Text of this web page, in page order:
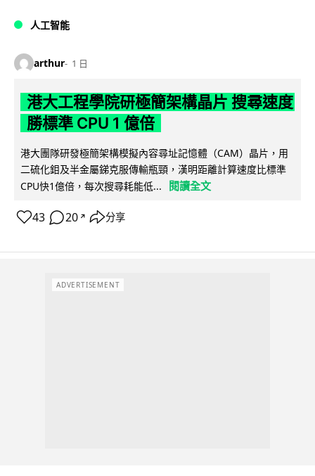
人工智能
arthur 1 日
港大工程學院研極簡架構晶片 搜尋速度
勝標準 CPU 1 億倍
港大團隊研發極簡架構模擬內容尋址記憶體（CAM）晶片，用
二硫化鉬及半金屬銻克服傳輸瓶頸，漢明距離計算速度比標準
CPU快1億倍，每次搜尋耗能低...
閱讀全文
43 20 ↗ 分享
ADVERTISEMENT